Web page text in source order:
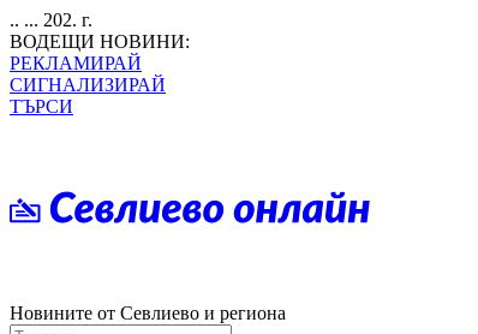
.. ... 202. г.
ВОДЕЩИ НОВИНИ:
РЕКЛАМИРАЙ
СИГНАЛИЗИРАЙ
ТЪРСИ
Новините от Севлиево и региона